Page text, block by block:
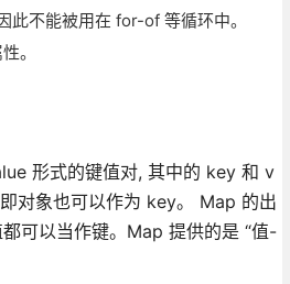
此不能被用在 for-of 等循环中。
。
形式的键值对, 其中的 key 和 v
对象也可以作为 key。 Map 的出
可以当作键。Map 提供的是 “值-